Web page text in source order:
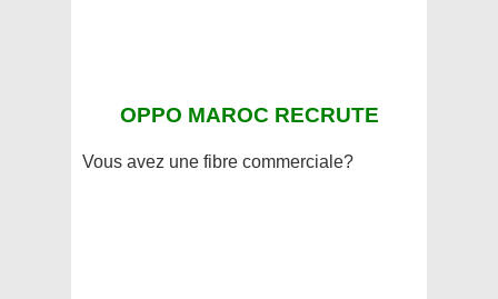
OPPO MAROC RECRUTE
Vous avez une fibre commerciale?